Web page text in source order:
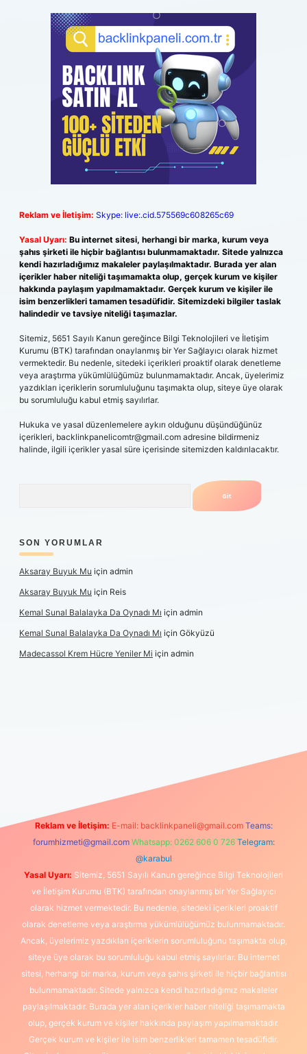
Reklam ve İletişim: Skype: live:.cid.575569c608265c69
Yasal Uyarı: Bu internet sitesi, herhangi bir marka, kurum veya
şahıs şirketi ile hiçbir bağlantısı bulunmamaktadır. Sitede yalnızca
kendi hazırladığımız makaleler paylaşılmaktadır. Burada yer alan
içerikler haber niteliği taşımamakta olup, gerçek kurum ve kişiler
hakkında paylaşım yapılmamaktadır. Gerçek kurum ve kişiler ile
isim benzerlikleri tamamen tesadüfidir. Sitemizdeki bilgiler taslak
halindedir ve tavsiye niteliği taşımazlar.
Sitemiz, 5651 Sayılı Kanun gereğince Bilgi Teknolojileri ve İletişim
Kurumu (BTK) tarafından onaylanmış bir Yer Sağlayıcı olarak hizmet
vermektedir. Bu nedenle, sitedeki içerikleri proaktif olarak denetleme
veya araştırma yükümlülüğümüz bulunmamaktadır. Ancak, üyelerimiz
yazdıkları içeriklerin sorumluluğunu taşımakta olup, siteye üye olarak
bu sorumluluğu kabul etmiş sayılırlar.
Hukuka ve yasal düzenlemelere aykırı olduğunu düşündüğünüz
içerikleri, backlinkpanelicomtr@gmail.com adresine bildirmeniz
halinde, ilgili içerikler yasal süre içerisinde sitemizden kaldırılacaktır.
SON YORUMLAR
Aksaray Buyuk Mu için admin
Aksaray Buyuk Mu için Reis
Kemal Sunal Balalayka Da Oynadı Mı için admin
Kemal Sunal Balalayka Da Oynadı Mı için Gökyüzü
Madecassol Krem Hücre Yeniler Mi için admin
Reklam ve İletişim: E-mail: backlinkpaneli@gmail.com Teams:
forumhizmeti@gmail.com Whatsapp: 0262 606 0 726 Telegram:
@karabul
Yasal Uyarı: Sitemiz, 5651 Sayılı Kanun gereğince Bilgi Teknolojileri
ve İletişim Kurumu (BTK) tarafından onaylanmış bir Yer Sağlayıcı
olarak hizmet vermektedir. Bu nedenle, sitedeki içerikleri proaktif
olarak denetleme veya araştırma yükümlülüğümüz bulunmamaktadır.
Ancak, üyelerimiz yazdıkları içeriklerin sorumluluğunu taşımakta olup,
siteye üye olarak bu sorumluluğu kabul etmiş sayılırlar. Bu internet
sitesi, herhangi bir marka, kurum veya şahıs şirketi ile hiçbir bağlantısı
bulunmamaktadır. Sitede yalnızca kendi hazırladığımız makaleler
paylaşılmaktadır. Burada yer alan içerikler haber niteliği taşımamakta
olup, gerçek kurum ve kişiler hakkında paylaşım yapılmamaktadır.
Gerçek kurum ve kişiler ile isim benzerlikleri tamamen tesadüfidir.